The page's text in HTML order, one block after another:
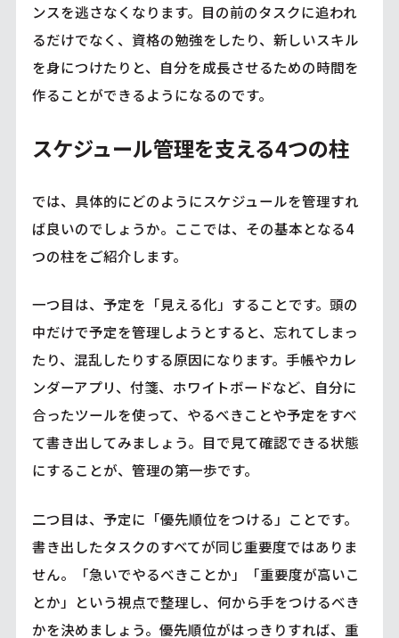
ンスを逃さなくなります。目の前のタスクに追われ
るだけでなく、資格の勉強をしたり、新しいスキル
を身につけたりと、自分を成長させるための時間を
作ることができるようになるのです。
スケジュール管理を支える4つの柱
では、具体的にどのようにスケジュールを管理すれ
ば良いのでしょうか。ここでは、その基本となる4
つの柱をご紹介します。
一つ目は、予定を「見える化」することです。頭の
中だけで予定を管理しようとすると、忘れてしまっ
たり、混乱したりする原因になります。手帳やカレ
ンダーアプリ、付箋、ホワイトボードなど、自分に
合ったツールを使って、やるべきことや予定をすべ
て書き出してみましょう。目で見て確認できる状態
にすることが、管理の第一歩です。
二つ目は、予定に「優先順位をつける」ことです。
書き出したタスクのすべてが同じ重要度ではありま
せん。「急いでやるべきことか」「重要度が高いこ
とか」という視点で整理し、何から手をつけるべき
かを決めましょう。優先順位がはっきりすれば、重